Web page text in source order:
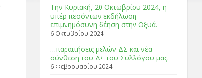
Tην Κυριακή, 20 Οκτωβρίου 2024, η
υπέρ πεσόντων εκδήλωση –
επιμνημόσυνη δέηση στην Οξυά.
6 Οκτωβρίου 2024
…παραιτήσεις μελών ΔΣ και νέα
σύνθεση του ΔΣ του Συλλόγου μας.
6 Φεβρουαρίου 2024